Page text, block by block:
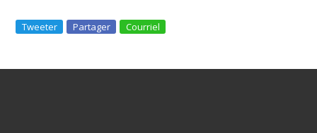
Tweeter Partager Courriel